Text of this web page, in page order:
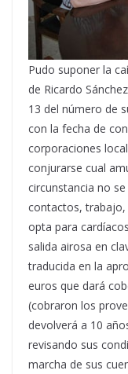
Pudo suponer la
de Ricardo
13 del número de
con la fecha de
corporaciones
conjurarse cual
circunstancia no
contactos,
opta para
salida airosa en
traducida en la
euros que dará
(cobraron los
devolverá a 10
revisando sus
marcha de sus